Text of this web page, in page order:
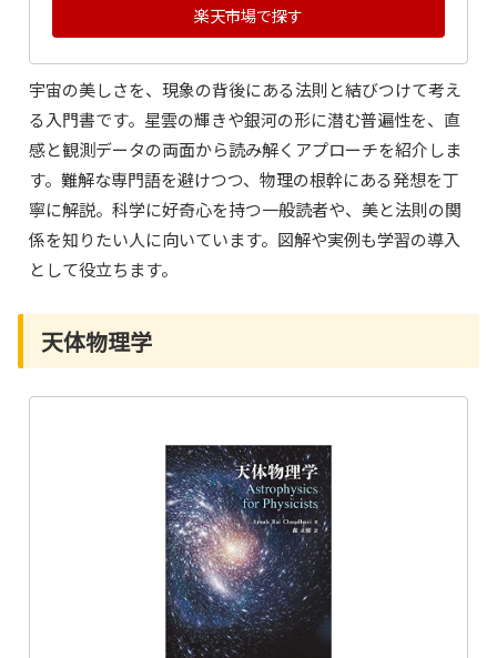
楽天市場で探す
宇宙の美しさを、現象の背後にある法則と結びつけて考え
る入門書です。星雲の輝きや銀河の形に潜む普遍性を、直
感と観測データの両面から読み解くアプローチを紹介しま
す。難解な専門語を避けつつ、物理の根幹にある発想を丁
寧に解説。科学に好奇心を持つ一般読者や、美と法則の関
係を知りたい人に向いています。図解や実例も学習の導入
として役立ちます。
天体物理学